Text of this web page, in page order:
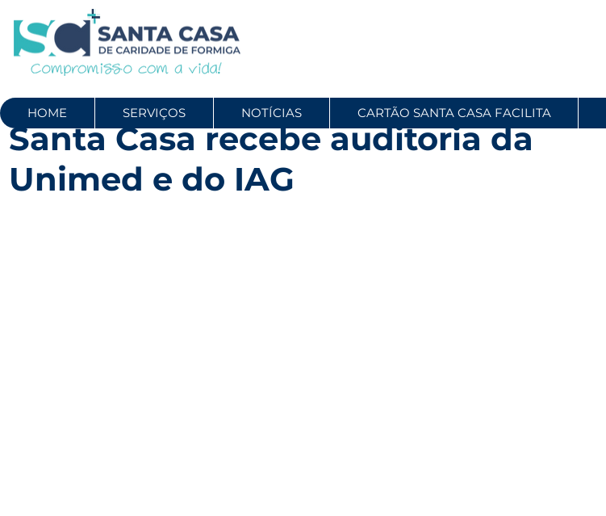
HOME SERVIÇOS NOTÍCIAS CARTÃO SANTA CASA FACILITA
Santa Casa recebe auditoria da
Unimed e do IAG